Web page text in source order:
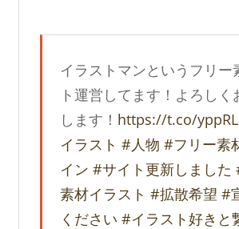
イラストマンというフリー
ト運営してます！よろしく
します！ https://t.co/
イラスト #人物 #フリー素
イン #サイト更新しました
素材イラスト #拡散希望 #
ください #イラスト好きと